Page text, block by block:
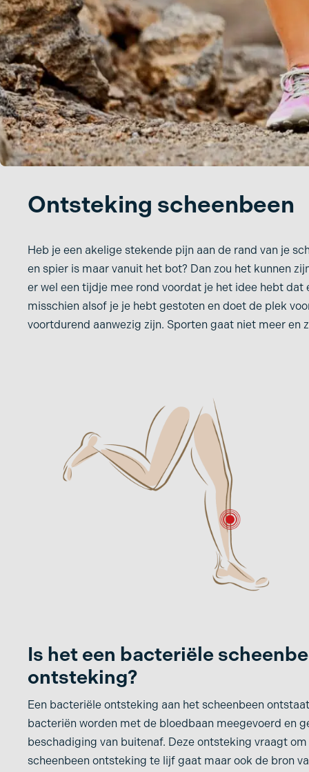
Enkelklachten/Verzwikt
e enkel
Etalagebenen
Fasciitis plantaris
Fat pad syndroom
Hallux Rigidus
Hamerteen
Holvoet
Jones fractuur
Klapvoet
Metatarsalgie
Morbus sever
Patellofemoraal
pijnsyndroom: oorzaak
en behandeling
Peesplaatontsteking
voet
Pijn in knieholte
Pijn in kuit
Pijn in onderbeen
Pijn scheenbeen
Pijnlijke benen
Pijnlijke hak
Pijnlijke voorvoet
Reumatoïde artritis
king
Sesamoïditis
Stressfractuur
Tractus iliotibialis
(lopersknie)
Turf toe, turfteen of
grasteen
Vermoeide benen
Vermoeide voeten
Voetproblemen
Ziekte van
Zware benen
Ontsteking scheenbeen
Heb je een akelige stekende pijn aan de rand van je
en spier is maar vanuit het bot? Dan zou het kunnen
er wel een tijdje mee rond voordat je het idee hebt
misschien alsof je je hebt gestoten en doet de plek
voortdurend aanwezig zijn. Sporten gaat niet meer en
Is het een bacteriële
ontsteking?
Een bacteriële ontsteking aan het scheenbeen
bacteriën worden met de bloedbaan meegevoerd en
beschadiging van buitenaf. Deze ontsteking vraagt
scheenbeen ontsteking te lijf gaat maar ook de bron